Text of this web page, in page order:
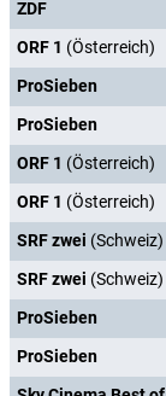
ZDF
ORF 1 (Österreich)
ProSieben
ProSieben
ORF 1 (Österreich)
ORF 1 (Österreich)
SRF zwei (Schweiz)
SRF zwei (Schweiz)
ProSieben
ProSieben